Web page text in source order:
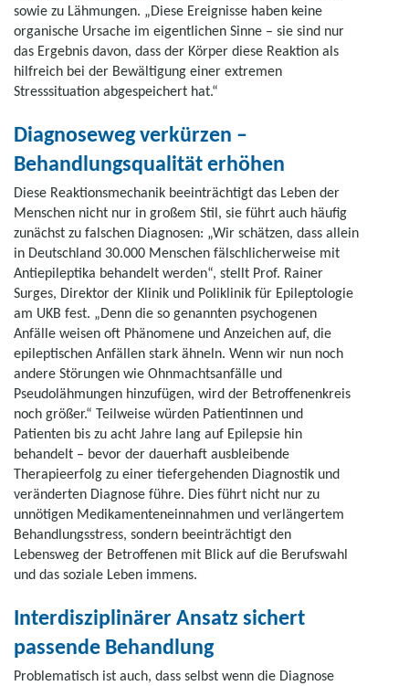
sowie zu Lähmungen. „Diese Ereignisse haben keine
organische Ursache im eigentlichen Sinne – sie sind nur
das Ergebnis davon, dass der Körper diese Reaktion als
hilfreich bei der Bewältigung einer extremen
Stresssituation abgespeichert hat.“
Diagnoseweg verkürzen –
Behandlungsqualität erhöhen
Diese Reaktionsmechanik beeinträchtigt das Leben der
Menschen nicht nur in großem Stil, sie führt auch häufig
zunächst zu falschen Diagnosen: „Wir schätzen, dass allein
in Deutschland 30.000 Menschen fälschlicherweise mit
Antiepileptika behandelt werden“, stellt Prof. Rainer
Surges, Direktor der Klinik und Poliklinik für Epileptologie
am UKB fest. „Denn die so genannten psychogenen
Anfälle weisen oft Phänomene und Anzeichen auf, die
epileptischen Anfällen stark ähneln. Wenn wir nun noch
andere Störungen wie Ohnmachtsanfälle und
Pseudolähmungen hinzufügen, wird der Betroffenenkreis
noch größer.“ Teilweise würden Patientinnen und
Patienten bis zu acht Jahre lang auf Epilepsie hin
behandelt – bevor der dauerhaft ausbleibende
Therapieerfolg zu einer tiefergehenden Diagnostik und
veränderten Diagnose führe. Dies führt nicht nur zu
unnötigen Medikamenteneinnahmen und verlängertem
Behandlungsstress, sondern beeinträchtigt den
Lebensweg der Betroffenen mit Blick auf die Berufswahl
und das soziale Leben immens.
Interdisziplinärer Ansatz sichert
passende Behandlung
Problematisch ist auch, dass selbst wenn die Diagnose